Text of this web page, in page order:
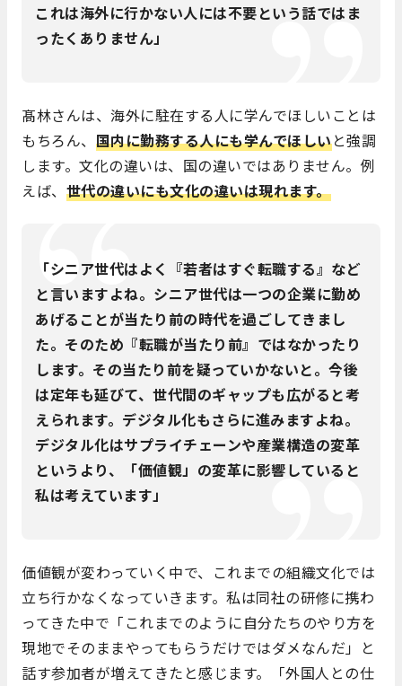
これは海外に行かない人には不要という話ではま
ったくありません」
髙林さんは、海外に駐在する人に学んでほしいことは
もちろん、 国内に勤務する人にも学んでほしいと強調
します。文化の違いは、国の違いではありません。例
えば、 世代の違いにも文化の違いは現れます。
「シニア世代はよく『若者はすぐ転職する』など
と言いますよね。シニア世代は一つの企業に勤め
あげることが当たり前の時代を過ごしてきまし
た。そのため『転職が当たり前』ではなかったり
します。その当たり前を疑っていかないと。今後
は定年も延びて、世代間のギャップも広がると考
えられます。デジタル化もさらに進みますよね。
デジタル化はサプライチェーンや産業構造の変革
というより、「価値観」の変革に影響していると
私は考えています」
価値観が変わっていく中で、これまでの組織文化では
立ち行かなくなっていきます。私は同社の研修に携わ
ってきた中で「これまでのように自分たちのやり方を
現地でそのままやってもらうだけではダメなんだ」と
話す参加者が増えてきたと感じます。「外国人との仕